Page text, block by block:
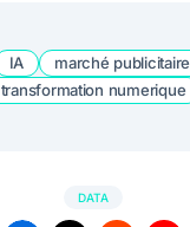
IA marché publicitaire
transformation numerique
DATA